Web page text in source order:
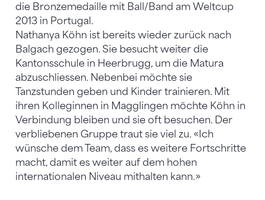
die Bronzemedaille mit Ball/Band am Weltcup
2013 in Portugal.
Nathanya Köhn ist bereits wieder zurück nach
Balgach gezogen. Sie besucht weiter die
Kantonsschule in Heerbrugg, um die Matura
abzuschliessen. Nebenbei möchte sie
Tanzstunden geben und Kinder trainieren. Mit
ihren Kolleginnen in Magglingen möchte Köhn in
Verbindung bleiben und sie oft besuchen. Der
verbliebenen Gruppe traut sie viel zu. «Ich
wünsche dem Team, dass es weitere Fortschritte
macht, damit es weiter auf dem hohen
internationalen Niveau mithalten kann.»